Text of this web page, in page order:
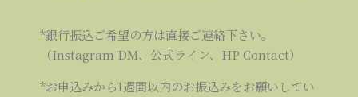
*銀行振込ご希望の方は直接ご連絡下さい。
（Instagram DM、公式ライン、HP Contact）
*お申込みから1週間以内のお振込みをお願いしてい